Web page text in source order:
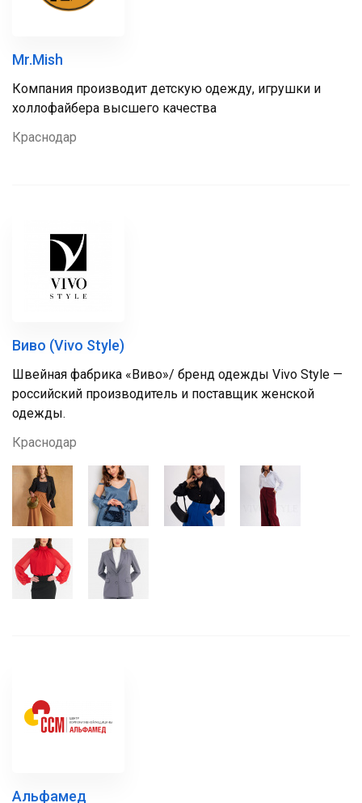
Mr.Mish
Компания производит детскую одежду, игрушки и
холлофайбера высшего качества
Краснодар
Виво (Vivo Style)
Швейная фабрика «Виво»/ бренд одежды Vivo Style —
российский производитель и поставщик женской
одежды.
Краснодар
Альфамед